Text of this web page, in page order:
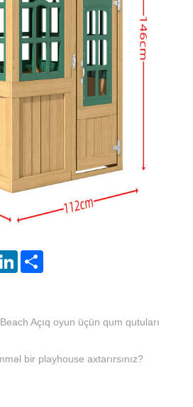
LinkedIn
Açıq oyun üçün qum qutuları
bir playhouse axtarırsınız?